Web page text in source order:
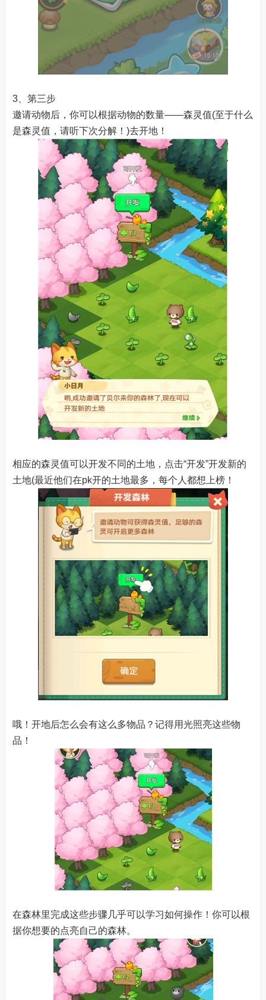
3、第三步
邀请动物后，你可以根据动物的数量——森灵值(至于什么
是森灵值，请听下次分解！)去开地！
相应的森灵值可以开发不同的土地，点击“开发”开发新的
土地(最近他们在pk开的土地最多，每个人都想上榜！
哦！开地后怎么会有这么多物品？记得用光照亮这些物
品！
在森林里完成这些步骤几乎可以学习如何操作！你可以根
据你想要的点亮自己的森林。